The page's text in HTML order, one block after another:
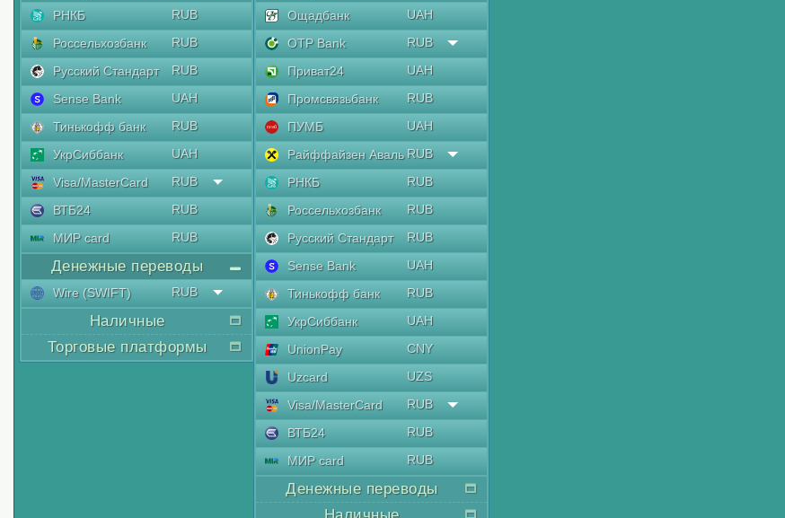
РНКБ
RUB
Россельхозбанк
RUB
Русский Стандарт
RUB
Sense Bank
UAH
Тинькофф банк
RUB
УкрСиббанк
UAH
Visa/MasterCard
RUB
ВТБ24
RUB
МИР card
RUB
Денежные переводы
Wire (SWIFT) RUB
Наличные
Торговые платформы
Ощадбанк
UAH
OTP Bank
RUB
Приват24
UAH
Промсвязьбанк
RUB
ПУМБ
UAH
Райффайзен Аваль RUB
РНКБ
RUB
Россельхозбанк
RUB
Русский Стандарт
RUB
Sense Bank
UAH
Тинькофф банк
RUB
УкрСиббанк
UAH
UnionPay
CNY
Uzcard
UZS
Visa/MasterCard
RUB
ВТБ24
RUB
МИР card
RUB
Денежные переводы